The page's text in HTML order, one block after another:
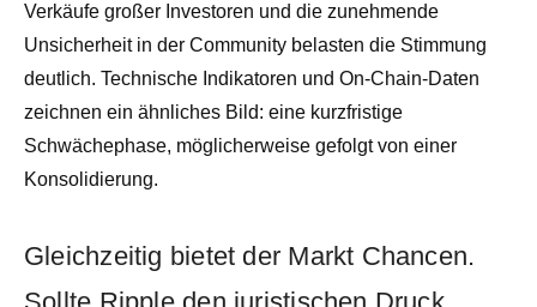
Verkäufe großer Investoren und die zunehmende
Unsicherheit in der Community belasten die Stimmung
deutlich. Technische Indikatoren und On-Chain-Daten
zeichnen ein ähnliches Bild: eine kurzfristige
Schwächephase, möglicherweise gefolgt von einer
Konsolidierung.
Gleichzeitig bietet der Markt Chancen.